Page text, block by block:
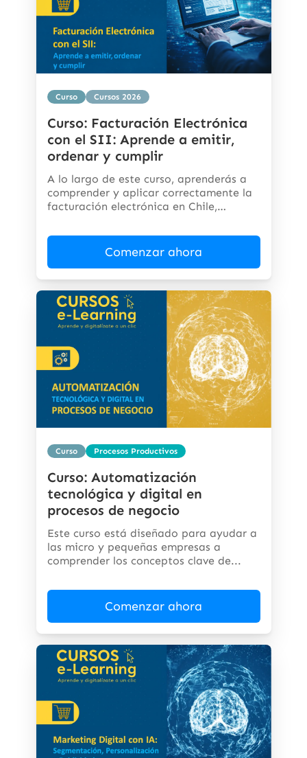
Curso Cursos 2026
Curso: Facturación Electrónica
con el SII: Aprende a emitir,
ordenar y cumplir
A lo largo de este curso, aprenderás a
comprender y aplicar correctamente la
facturación electrónica en Chile,
Comenzar ahora
Curso Procesos Productivos
Curso: Automatización
tecnológica y digital en
procesos de negocio
Este curso está diseñado para ayudar a
las micro y pequeñas empresas a
comprender los conceptos clave de...
Comenzar ahora